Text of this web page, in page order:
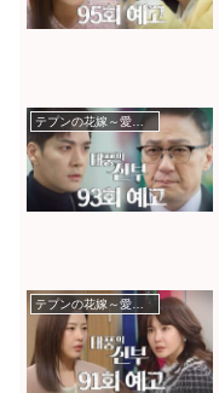
テプンの花嫁～愛と復讐の羅針盤
テプンの花嫁～愛と復讐の羅針盤